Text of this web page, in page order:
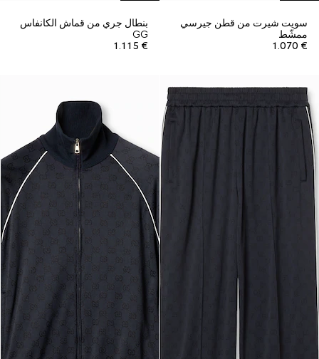
سويت شيرت من قطن جيرسي
ممشّط
€ 1.070
بنطال جري من قماش الكانفاس
GG
€ 1.115